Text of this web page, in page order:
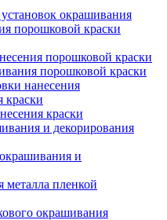
окрашивания
порошковой краски
порошковой краски
порошковой краски
нанесения
краски
краски
и декорирования
и
металла пленкой
окрашивания